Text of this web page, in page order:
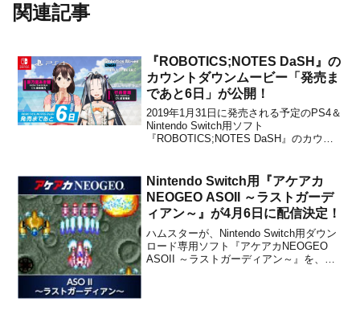
関連記事
『ROBOTICS;NOTES DaSH』の
カウントダウンムービー「発売ま
であと6日」が公開！
2019年1月31日に発売される予定のPS4＆
Nintendo Switch用ソフト
『ROBOTICS;NOTES DaSH』のカウン
穂(CV.南條愛乃)、愛理(CV.釘宮理恵)から
のメッセージとなってい...
Nintendo Switch用『アケアカ
NEOGEO ASOII ～ラストガーデ
ィアン～』が4月6日に配信決定！
ハムスターが、Nintendo Switch用ダウン
ロード専用ソフト『アケアカNEOGEO
ASOII ～ラストガーディアン～』を、